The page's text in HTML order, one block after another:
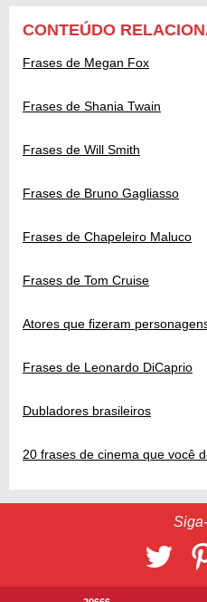
CONTEÚDO
Frases de Megan Fox
Frases de Shania Twain
Frases de Will Smith
Frases de Bruno Gagliasso
Frases de Chapeleiro Maluco
Frases de Tom Cruise
Atores que fizeram
Frases de Leonardo DiCaprio
Dubladores brasileiros
20 frases de cinema que você